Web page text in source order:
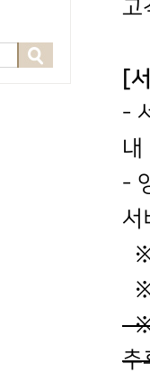
고
[
-
내
-
서
※
※
※
추